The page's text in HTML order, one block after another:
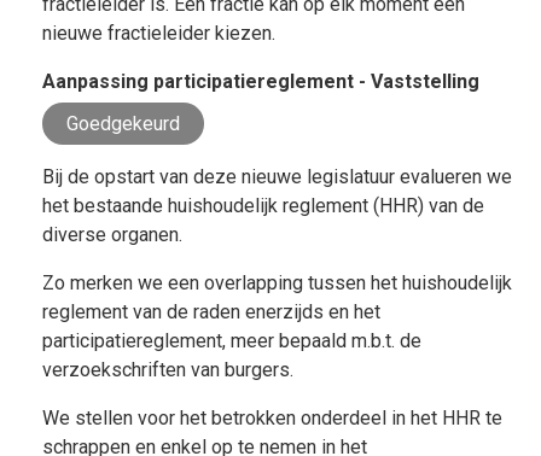
nieuwe fractieleider kiezen.
Aanpassing participatiereglement - Vaststelling
Goedgekeurd
Bij de opstart van deze nieuwe legislatuur evalueren we
het bestaande huishoudelijk reglement (HHR) van de
diverse organen.
Zo merken we een overlapping tussen het huishoudelijk
reglement van de raden enerzijds en het
participatiereglement, meer bepaald m.b.t. de
verzoekschriften van burgers.
We stellen voor het betrokken onderdeel in het HHR te
schrappen en enkel op te nemen in het